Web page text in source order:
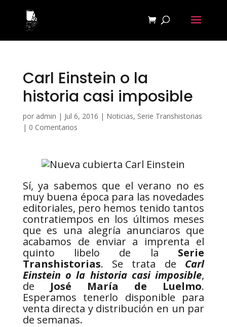
Carl Einstein o la
historia casi imposible
por admin | Jul 6, 2016 | Noticias, Serie Transhistorias
| 0 Comentarios
Sí, ya sabemos que el verano no es
muy buena época para las novedades
editoriales, pero hemos tenido tantos
contratiempos en los últimos meses
que es una alegría anunciaros que
acabamos de enviar a imprenta el
quinto libelo de la Serie
Transhistorias. Se trata de Carl
Einstein o la historia casi imposible,
de José María de Luelmo.
Esperamos tenerlo disponible para
venta directa y distribución en un par
de semanas.